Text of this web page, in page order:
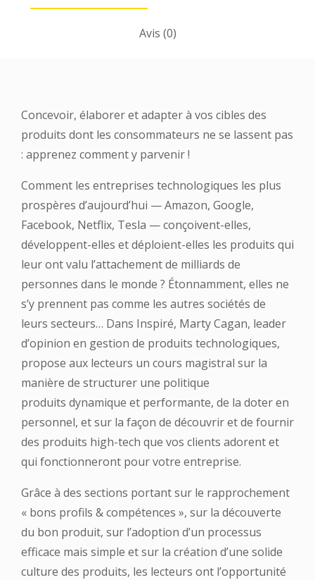
Avis (0)
Concevoir, élaborer et adapter à vos cibles des
produits dont les consommateurs ne se lassent pas
: apprenez comment y parvenir !
Comment les entreprises technologiques les plus
prospères d’aujourd’hui — Amazon, Google,
Facebook, Netflix, Tesla — conçoivent-elles,
développent-elles et déploient-elles les produits qui
leur ont valu l’attachement de milliards de
personnes dans le monde ? Étonnamment, elles ne
s’y prennent pas comme les autres sociétés de
leurs secteurs… Dans Inspiré, Marty Cagan, leader
d’opinion en gestion de produits technologiques,
propose aux lecteurs un cours magistral sur la
manière de structurer une politique
produits dynamique et performante, de la doter en
personnel, et sur la façon de découvrir et de fournir
des produits high-tech que vos clients adorent et
qui fonctionneront pour votre entreprise.
Grâce à des sections portant sur le rapprochement
« bons profils & compétences », sur la découverte
du bon produit, sur l’adoption d’un processus
efficace mais simple et sur la création d’une solide
culture des produits, les lecteurs ont l’opportunité